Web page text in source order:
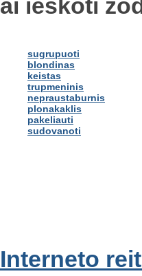
sugrupuoti
blondinas
keistas
trupmeninis
nepraustaburnis
plonakaklis
pakeliauti
sudovanoti